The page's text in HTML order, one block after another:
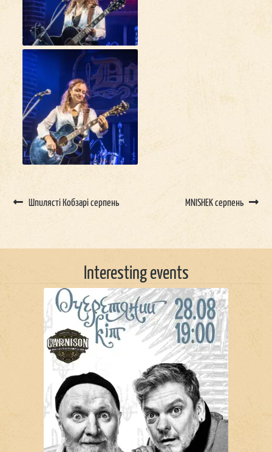
navigation
Шпилясті Кобзарі серпень MNISHEK серпень
Interesting events